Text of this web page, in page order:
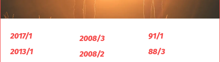
2017/1
2013/1
2008/3
2008/2
91/1
88/3